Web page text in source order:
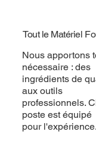
Tout le Matériel
Nous apportons
nécessaire : des
ingrédients de
aux outils
professionnels.
poste est équipé
pour l'expérience.